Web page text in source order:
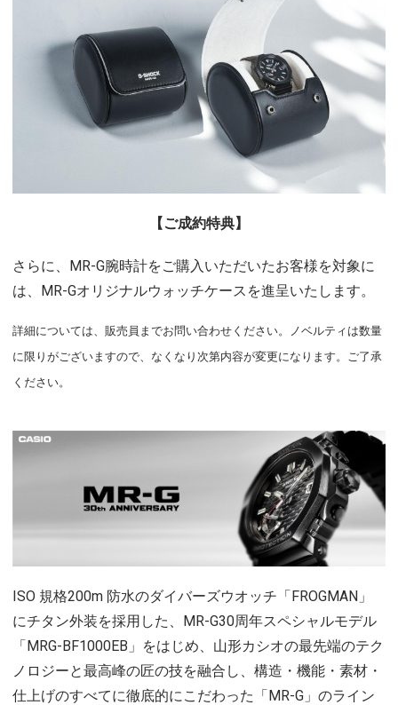
【ご成約特典】
さらに、MR-G腕時計をご購入いただいたお客様を対象に
は、MR-Gオリジナルウォッチケースを進呈いたします。
詳細については、販売員までお問い合わせください。ノベルティは数量
に限りがございますので、なくなり次第内容が変更になります。ご了承
ください。
ISO 規格200m 防水のダイバーズウオッチ「FROGMAN」
にチタン外装を採用した、MR-G30周年スペシャルモデル
「MRG-BF1000EB」をはじめ、山形カシオの最先端のテク
ノロジーと最高峰の匠の技を融合し、構造・機能・素材・
仕上げのすべてに徹底的にこだわった「MR-G」のライン